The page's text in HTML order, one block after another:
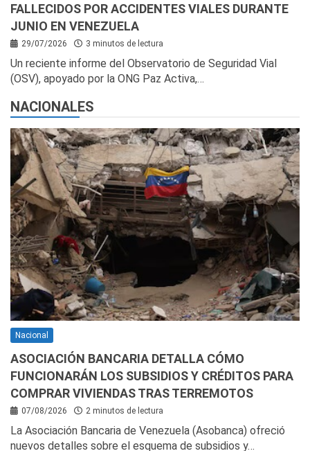
FALLECIDOS POR ACCIDENTES VIALES DURANTE
JUNIO EN VENEZUELA
29/07/2026 3 minutos de lectura
Un reciente informe del Observatorio de Seguridad Vial
(OSV), apoyado por la ONG Paz Activa,…
NACIONALES
Nacional
ASOCIACIÓN BANCARIA DETALLA CÓMO
FUNCIONARÁN LOS SUBSIDIOS Y CRÉDITOS PARA
COMPRAR VIVIENDAS TRAS TERREMOTOS
07/08/2026 2 minutos de lectura
La Asociación Bancaria de Venezuela (Asobanca) ofreció
nuevos detalles sobre el esquema de subsidios y…